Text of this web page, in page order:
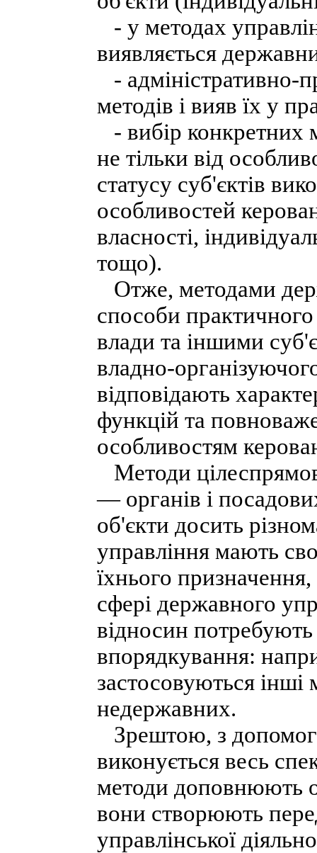
- у методах
виявляється
- адміністративно-
методів і вияв їх у
- вибір конкретних
не тільки від
статусу суб'єктів
особливостей
власності,
тощо).
Отже, методами
способи
влади та іншими
владно-
відповідають
функцій та
особливостям
Методи
— органів і
об'єкти досить
управління мають
їхнього
сфері державного
відносин потребують
впорядкування:
застосовуються
недержавних.
Зрештою, з
виконується весь
методи доповнюють
вони створюють
управлінської